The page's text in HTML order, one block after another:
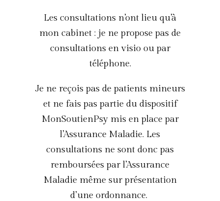
Les consultations n’ont lieu qu’à
mon cabinet : je ne propose pas de
consultations en visio ou par
téléphone.
Je ne reçois pas de patients mineurs
et ne fais pas partie du dispositif
MonSoutienPsy mis en place par
l’Assurance Maladie. Les
consultations ne sont donc pas
remboursées par l’Assurance
Maladie même sur présentation
d’une ordonnance.